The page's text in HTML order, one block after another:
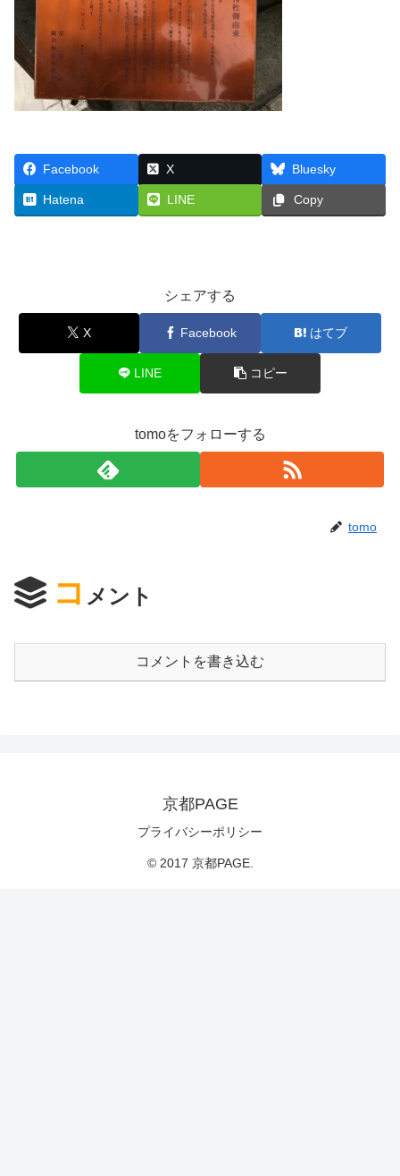
Facebook X Bluesky
Hatena LINE Copy
シェアする
X Facebook はてブ
LINE コピー
tomoをフォローする
tomo
コ メント
コメントを書き込む
京都PAGE
プライバシーポリシー
© 2017 京都PAGE.